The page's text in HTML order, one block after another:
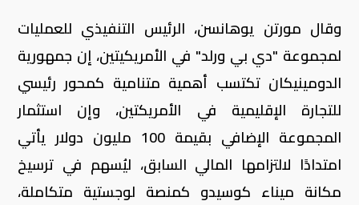
وقال مورتن يوهانسن، الرئيس التنفيذي للعمليات
لمجموعة "دي بي ورلد" في الأمريكيتين، إن جمهورية
الدومينيكان تكتسب أهمية متنامية كمحور رئيسي
للتجارة الإقليمية في الأمريكتين، وإن استثمار
المجموعة الإضافي بقيمة 100 مليون دولار يأتي
امتدادًا لالتزامها المالي السابق، ليُسهم في ترسيخ
مكانة ميناء كوسيدو كمنصة لوجستية متكاملة،